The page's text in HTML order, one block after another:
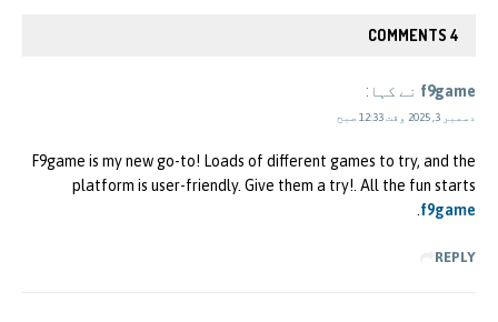
4 COMMENTS
f9game نے کہا:
دسمبر 3, 2025 وقت 12:33 صبح
F9game is my new go-to! Loads of different games to try, and the
platform is user-friendly. Give them a try!. All the fun starts
f9game
REPLY